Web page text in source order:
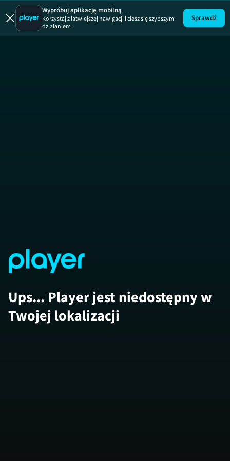
Uwaga!
Wypróbuj aplikację mobilną
Korzystaj z łatwiejszej nawigacji i ciesz się szybszym
działaniem
Sprawdź
Ups... Player jest niedostępny w
Twojej lokalizacji